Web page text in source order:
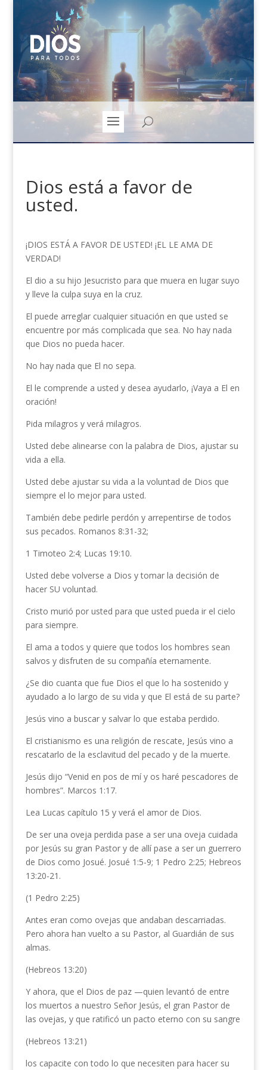
Dios está a favor de
usted.
¡DIOS ESTÁ A FAVOR DE USTED! ¡EL LE AMA DE
VERDAD!
El dio a su hijo Jesucristo para que muera en lugar suyo
y lleve la culpa suya en la cruz.
El puede arreglar cualquier situación en que usted se
encuentre por más complicada que sea. No hay nada
que Dios no pueda hacer.
No hay nada que El no sepa.
El le comprende a usted y desea ayudarlo, ¡Vaya a El en
oración!
Pida milagros y verá milagros.
Usted debe alinearse con la palabra de Dios, ajustar su
vida a ella.
Usted debe ajustar su vida a la voluntad de Dios que
siempre el lo mejor para usted.
También debe pedirle perdón y arrepentirse de todos
sus pecados. Romanos 8:31-32;
1 Timoteo 2:4; Lucas 19:10.
Usted debe volverse a Dios y tomar la decisión de
hacer SU voluntad.
Cristo murió por usted para que usted pueda ir el cielo
para siempre.
El ama a todos y quiere que todos los hombres sean
salvos y disfruten de su compañía eternamente.
¿Se dio cuanta que fue Dios el que lo ha sostenido y
ayudado a lo largo de su vida y que El está de su parte?
Jesús vino a buscar y salvar lo que estaba perdido.
El cristianismo es una religión de rescate, Jesús vino a
rescatarlo de la esclavitud del pecado y de la muerte.
Jesús dijo “Venid en pos de mí y os haré pescadores de
hombres”. Marcos 1:17.
Lea Lucas capítulo 15 y verá el amor de Dios.
De ser una oveja perdida pase a ser una oveja cuidada
por Jesús su gran Pastor y de allí pase a ser un guerrero
de Dios como Josué. Josué 1:5-9; 1 Pedro 2:25; Hebreos
13:20-21.
(1 Pedro 2:25)
Antes eran como ovejas que andaban descarriadas.
Pero ahora han vuelto a su Pastor, al Guardián de sus
almas.
(Hebreos 13:20)
Y ahora, que el Dios de paz —quien levantó de entre
los muertos a nuestro Señor Jesús, el gran Pastor de
las ovejas, y que ratificó un pacto eterno con su sangre
(Hebreos 13:21)
los capacite con todo lo que necesiten para hacer su